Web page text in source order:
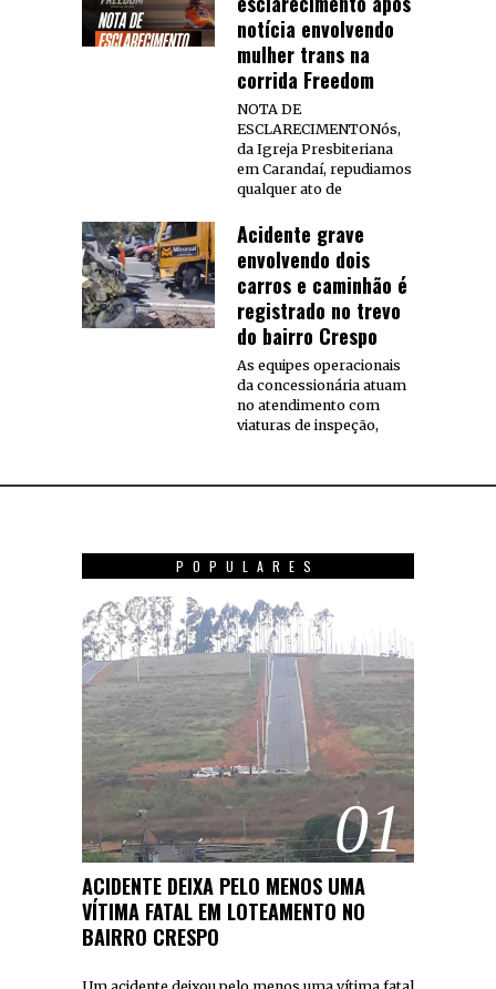
notícia envolvendo
mulher trans na
corrida Freedom
NOTA DE
ESCLARECIMENTONós,
da Igreja Presbiteriana
em Carandaí, repudiamos
qualquer ato de
Acidente grave
envolvendo dois
carros e caminhão é
registrado no trevo
do bairro Crespo
As equipes operacionais
da concessionária atuam
no atendimento com
viaturas de inspeção,
POPULARES
01
ACIDENTE DEIXA PELO MENOS UMA
VÍTIMA FATAL EM LOTEAMENTO NO
BAIRRO CRESPO